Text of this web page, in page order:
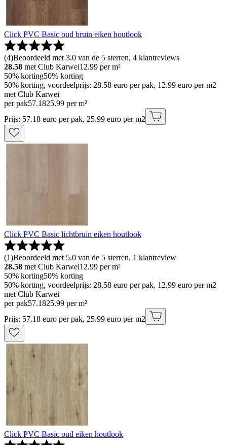
Click PVC Basic oud bruin eiken houtlook
(4)Beoordeeld met 3.0 van de 5 sterren, 4 klantreviews
28.58 met Club Karwei12.99 per m²
50% korting50% korting
50% korting, voordeelprijs: 28.58 euro per pak, 12.99 euro per m2
met Club Karwei
per pak57.1825.99 per m²
Prijs: 57.18 euro per pak, 25.99 euro per m2
Click PVC Basic lichtbruin eiken houtlook
(1)Beoordeeld met 5.0 van de 5 sterren, 1 klantreview
28.58 met Club Karwei12.99 per m²
50% korting50% korting
50% korting, voordeelprijs: 28.58 euro per pak, 12.99 euro per m2
met Club Karwei
per pak57.1825.99 per m²
Prijs: 57.18 euro per pak, 25.99 euro per m2
Click PVC Basic oud eiken houtlook